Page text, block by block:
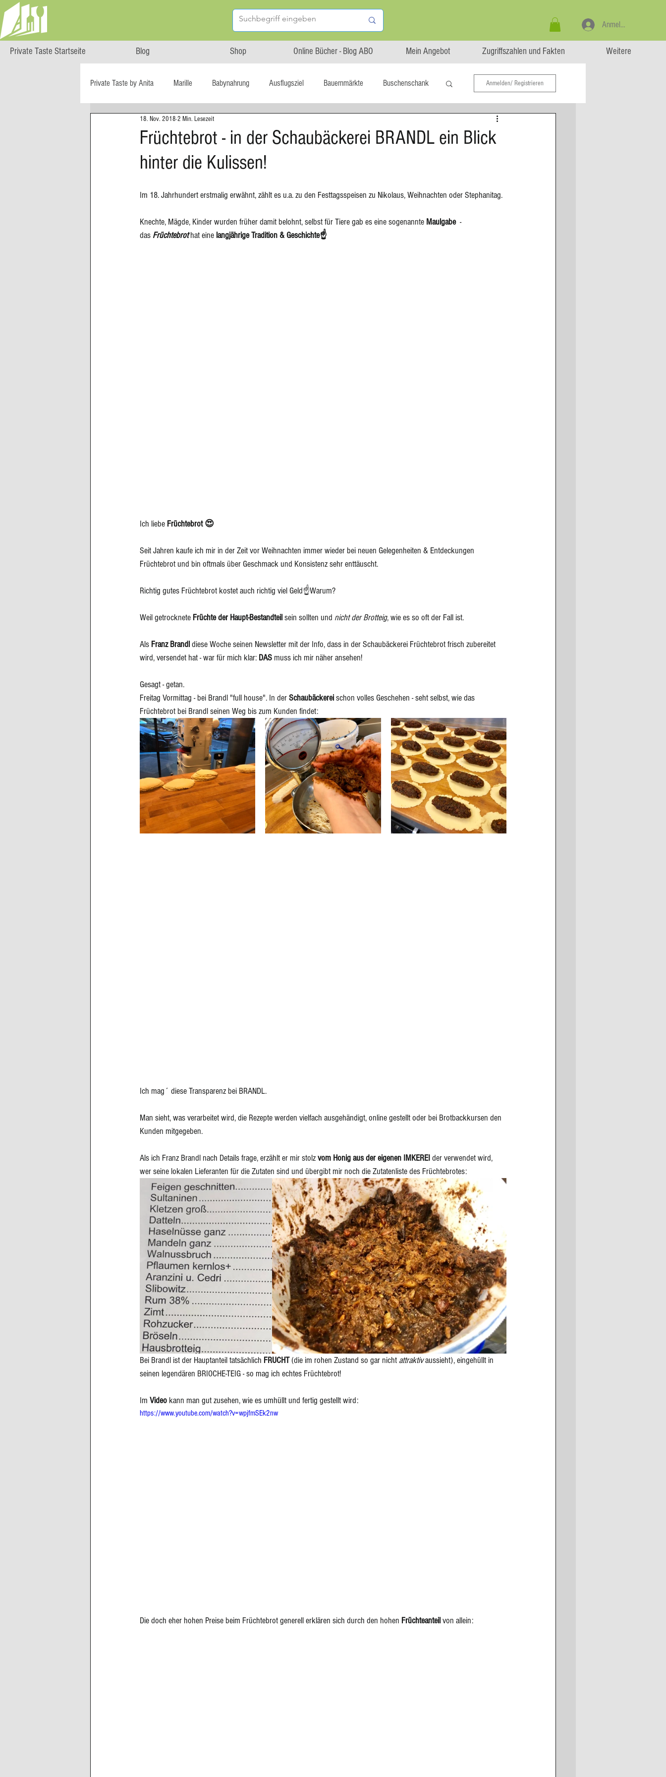
Private Taste Startseite Blog Shop Online Bücher - Blog ABO Mein Angebot Zugriffszahlen und Fakten Weitere
Anmelden
Private Taste by Anita Marille Babynahrung Ausflugsziel Bauernmärkte Buschenschank
Cooking Class HERZGENUSS
Reise-Blog Regional statt global
Blätterteig Burger
Dessert Komponenten Eingelegtes, Eingekochtes, Dörren
Anmelden/ Registrieren
Früchtebrot - in der Schaubäckerei BRANDL ein Blick
hinter die Kulissen!
18. Nov. 2018 2 Min. Lesezeit
Im 18. Jahrhundert erstmalig erwähnt, zählt es u.a. zu den Festtagsspeisen zu Nikolaus, Weihnachten oder Stephanitag.
Knechte, Mägde, Kinder wurden früher damit belohnt, selbst für Tiere gab es eine sogenannte Maulgabe
  -
das Früchtebrot hateine langjährige Tradition & Geschichte☝️
Ich liebe Früchtebrot 😍
Seit Jahren kaufe ich mir in der Zeit vor Weihnachten immer wieder bei neuen Gelegenheiten & Entdeckungen
Früchtebrot und bin oftmals über Geschmack und Konsistenz sehr enttäuscht.
Richtig gutes Früchtebrot kostet auch richtig viel Geld☝️Warum?
Weil getrocknete Früchte der Haupt-Bestandteil sein sollten und nicht der Brotteig, wie es so oft der Fall ist.
Als Franz Brandl diese Woche seinen Newsletter mit der Info, dass in der Schaubäckerei Früchtebrot frisch zubereitet
wird, versendet hat - war für mich klar: DAS muss ich mir näher ansehen!
Gesagt - getan.
Freitag Vormittag - bei Brandl "full house". In der Schaubäckerei schon volles Geschehen - seht selbst, wie das
Früchtebrot bei Brandl seinen Weg bis zum Kunden findet:
Ich mag´ diese Transparenz bei BRANDL.
Man sieht, was verarbeitet wird, die Rezepte werden vielfach ausgehändigt, online gestellt oder bei Brotbackkursen den
Kunden mitgegeben.
Als ich Franz Brandl nach Details frage, erzählt er mir stolz vom Honig aus der eigenen IMKEREI der verwendet wird,
wer seine lokalen Lieferanten für die Zutaten sind und übergibt mir noch die Zutatenliste des Früchtebrotes:
Bei Brandl ist der Hauptanteil tatsächlich FRUCHT (die im rohen Zustand so gar nicht attraktiv aussieht), eingehüllt in
seinen legendären BRIOCHE-TEIG - so mag ich echtes Früchtebrot!
Im Video kann man gut zusehen, wie es umhüllt und fertig gestellt wird:
https://www.youtube.com/watch?v=wpjfmSEk2nw
Die doch eher hohen Preise beim Früchtebrot generell erklären sich durch den hohen Früchteanteil von allein: